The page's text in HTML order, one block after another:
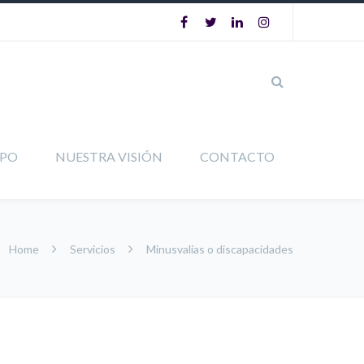
NUESTRA VISIÓN CONTACTO
Home Servicios Minusvalías o discapacidades